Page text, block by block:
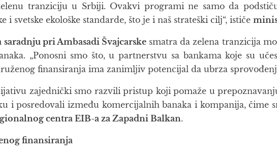
tranziciju u Srbiji. Ovakvi programi ne samo da
svetske ekološke standarde, što je i naš strateški cilj“, ističe
pri Ambasadi Švajcarske smatra da zelena tranzicija
„Ponosni smo što, u partnerstvu sa bankama koje su
finansiranja ima zanimljiv potencijal da ubrza
zajednički smo razvili pristup koji pomaže u
i posredovali između komercijalnih banaka i kompanija, čime
centra EIB-a za Zapadni Balkan.
finansiranja